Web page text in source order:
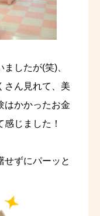
したが(笑)、
さん見れて、美
はかかったお金
じました！
せずにパーッと